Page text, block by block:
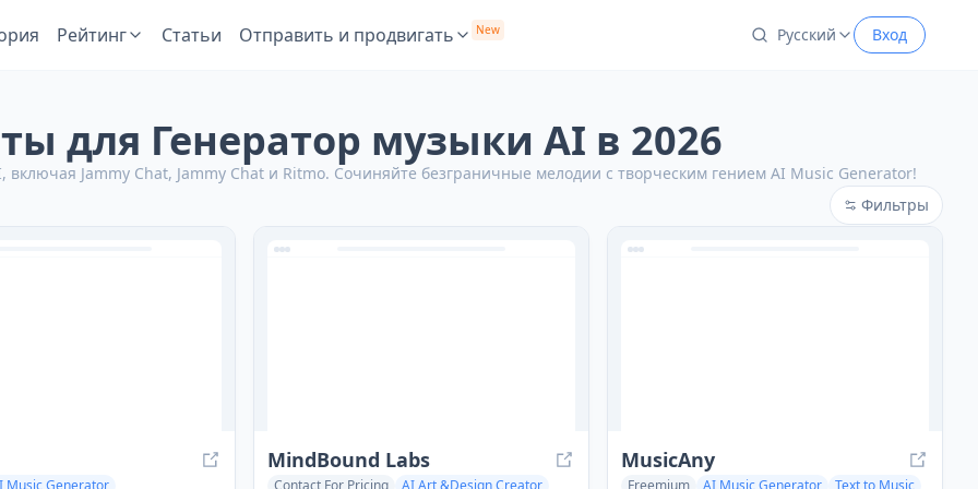
Рейтинг Статьи Отправить и продвигать New Pусский Вход
для Генератор музыки AI в 2026
Jammy Chat, Jammy Chat и Ritmo. Сочиняйте безграничные мелодии с творческим гением AI Music Generator!
Фильтры
Music Generator
MindBound Labs
Contact For Pricing
AI Art &Design Creator
MusicAny
Freemium AI Music Generator Text to Music